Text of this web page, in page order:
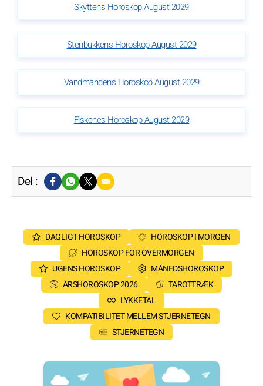
Skyttens Horoskop August 2029
Stenbukkens Horoskop August 2029
Vandmandens Horoskop August 2029
Fiskenes Horoskop August 2029
Del :
DAGLIGT HOROSKOP
HOROSKOP I MORGEN
HOROSKOP FOR OVERMORGEN
UGENS HOROSKOP
MÅNEDSHOROSKOP
ÅRSHOROSKOP 2026
TAROTTRÆK
LYKKETAL
KOMPATIBILITET MELLEM STJERNETEGN
STJERNETEGN